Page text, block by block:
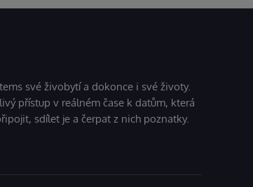
své živobytí a dokonce i své životy.
přístup v reálném čase k datům, která
sdílet je a čerpat z nich poznatky.